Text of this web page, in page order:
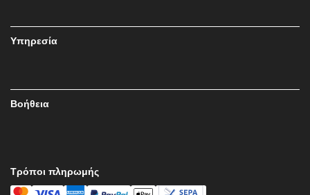
Υπηρεσία
Βοήθεια
Τρόποι πληρωμής